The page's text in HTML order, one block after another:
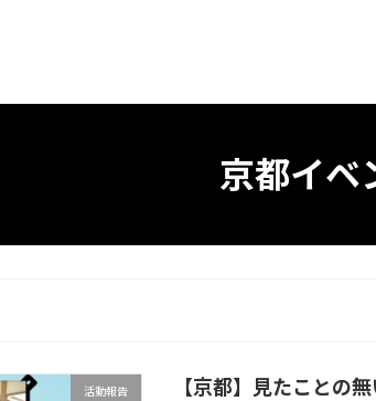
京都イベ
活動報告 【京都】見たことの